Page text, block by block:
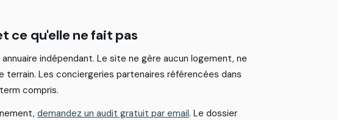
t ce qu'elle nefait pas
annuaire indépendant. Le site ne gère aucun logement, ne
terrain. Les conciergeries partenaires référencées dans
term compris.
nement, demandez un audit gratuit par email. Le dossier